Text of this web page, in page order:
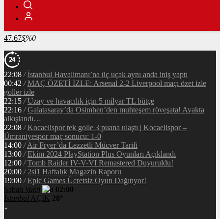
49.48
%-0.6
TETHER
47.67$%0
22:08 / İstanbul Havalimanı’na üç uçak aynı anda iniş yaptı
00:42 / MAÇ ÖZETİ İZLE: Arsenal 2-2 Liverpool maçı özet izle
goller izle
22:15 / Uzay ve havacılık için 5 milyar TL bütçe
22:16 / Galatasaray’da Osimhen’den muhteşem röveşata! Ayakta
alkışlandı…
22:08 / Kocaelispor tek golle 3 puana ulaştı | Kocaelispor –
Ümraniyespor maç sonucu: 1-0
14:00 / Air Fryer’da Lezzetli Mücver Tarifi
13:00 / Ekim 2024 PlayStation Plus Oyunları Açıklandı
12:00 / Tomb Raider IV-V-VI Remastered Duyuruldu!
20:00 / 2si1 Haftalık Magazin Raporu
19:00 / Epic Games Ücretsiz Oyun Dağıtıyor!
Sabah Vakti
02:00
İstanbul AÇIK 28°